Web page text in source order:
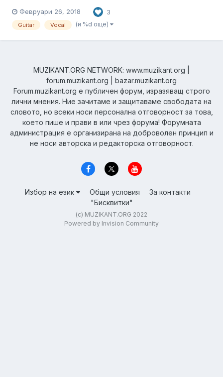
Февруари 26, 2018 3
Guitar Vocal (и %d още)
MUZIKANT.ORG NETWORK: www.muzikant.org |
forum.muzikant.org | bazar.muzikant.org
Forum.muzikant.org е публичен форум, изразяващ строго
лични мнения. Ние зачитаме и защитаваме свободата на
словото, но всеки носи персонална отговорност за това,
което пише и прави в или чрез форума! Форумната
администрация е организирана на доброволен принцип и
не носи авторска и редакторска отговорност.
Избор на език Общи условия
За контакти
"Бисквитки"
(c) MUZIKANT.ORG 2022
Powered by Invision Community